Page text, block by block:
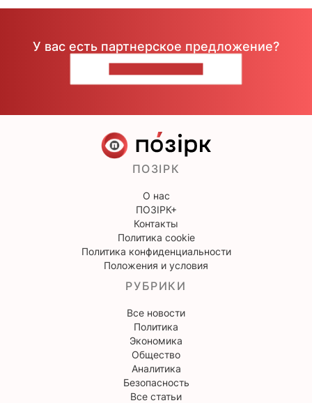
У вас есть партнерское предложение?
ПОЗІРК
О нас
ПОЗІРК+
Контакты
Политика cookie
Политика конфиденциальности
Положения и условия
РУБРИКИ
Все новости
Политика
Экономика
Общество
Аналитика
Безопасность
Все статьи